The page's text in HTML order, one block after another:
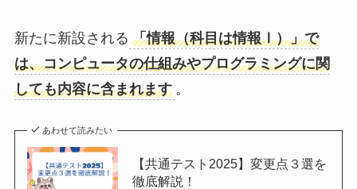
新たに新設される 「情報（科目は情報Ⅰ）」で
は、コンピュータの仕組みやプログラミングに関
しても内容に含まれます 。
あわせて読みたい
【共通テスト2025】変更点３選を
徹底解説！